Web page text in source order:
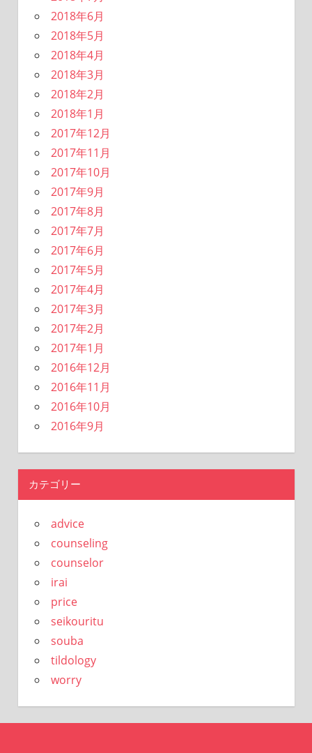
2018年6月
2018年5月
2018年4月
2018年3月
2018年2月
2018年1月
2017年12月
2017年11月
2017年10月
2017年9月
2017年8月
2017年7月
2017年6月
2017年5月
2017年4月
2017年3月
2017年2月
2017年1月
2016年12月
2016年11月
2016年10月
2016年9月
カテゴリー
advice
counseling
counselor
irai
price
seikouritu
souba
tildology
worry